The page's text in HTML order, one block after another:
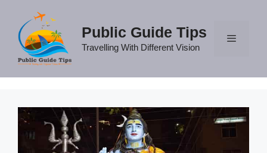
content
Public Guide Tips
Travelling With Different Vision